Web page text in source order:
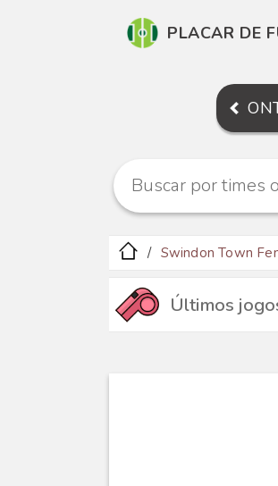
PLACAR DE
Swindon Town
Últimos